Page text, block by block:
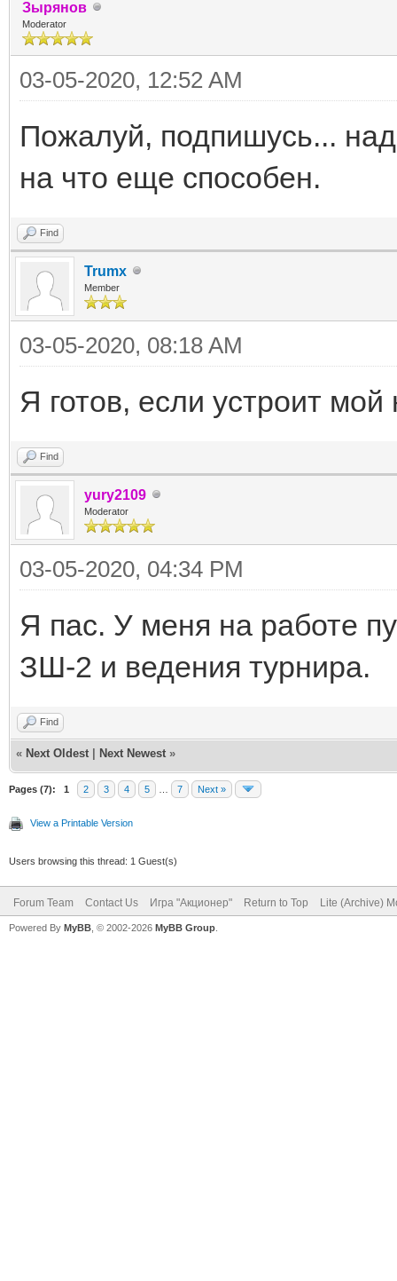
Зырянов
Moderator
03-05-2020, 12:52 AM
Пожалуй, подпишусь...
на что еще способен.
Find
Trumx
Member
03-05-2020, 08:18 AM
Я готов, если устроит
Find
yury2109
Moderator
03-05-2020, 04:34 PM
Я пас. У меня на работе
ЗШ-2 и ведения турнира.
Find
« Next Oldest Next Newest »
Pages (7): 1 2 3 4 5 7 Next »
View a Printable Version
Users browsing this thread: 1 Guest(s)
Forum Team Contact Us Игра "Акционер" Return to Top Lite (Archive)
Powered By MyBB , © 2002-2026 MyBB Group